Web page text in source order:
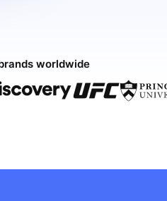
worldwide